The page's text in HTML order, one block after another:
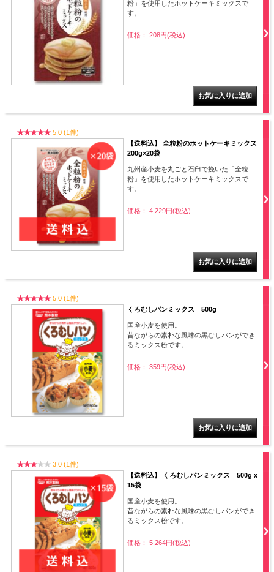
粉」を使用したホットケーキミックスで
す。
価格： 208円(税込)
5.0 (1件)
【送料込】 全粒粉のホットケーキミックス
200g×20袋
九州産小麦を丸ごと石臼で挽いた「全粒
粉」を使用したホットケーキミックスで
す。
価格： 4,229円(税込)
5.0 (1件)
くろむしパンミックス 500g
国産小麦を使用。
昔ながらの素朴な風味の黒むしパンができ
るミックス粉です。
価格： 359円(税込)
3.0 (1件)
【送料込】 くろむしパンミックス 500g x
15袋
国産小麦を使用。
昔ながらの素朴な風味の黒むしパンができ
るミックス粉です。
価格： 5,264円(税込)